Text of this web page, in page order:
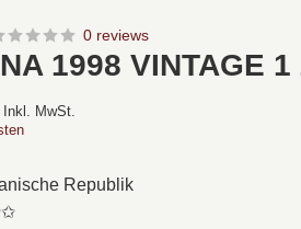
0 reviews
1998 VINTAGE 1
Inkl. MwSt.
Republik